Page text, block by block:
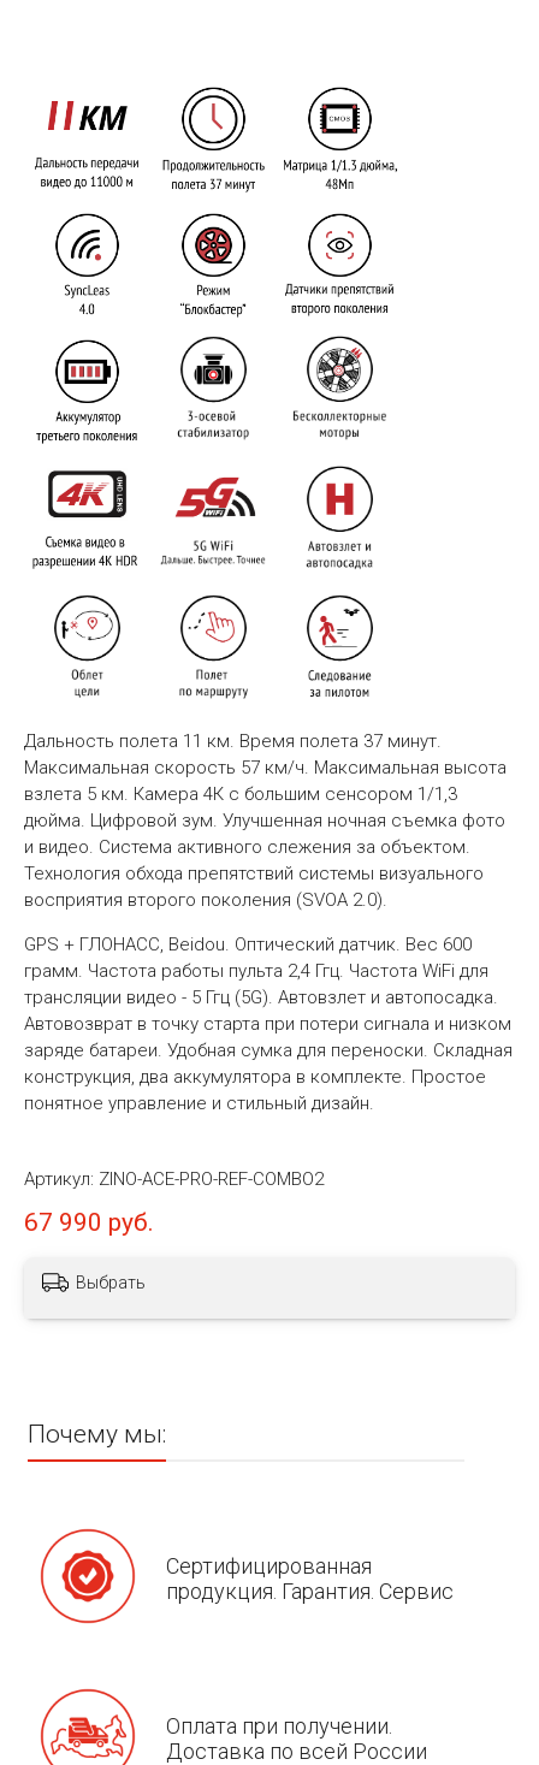
Дальность полета 11 км. Время полета 37 минут.
Максимальная скорость 57 км/ч. Максимальная высота
взлета 5 км. Камера 4К с большим сенсором 1/1,3
дюйма. Цифровой зум. Улучшенная ночная съемка фото
и видео. Система активного слежения за объектом.
Технология обхода препятствий системы визуального
восприятия второго поколения (SVOA 2.0).
GPS + ГЛОНАСС, Beidou. Оптический датчик. Вес 600
грамм. Частота работы пульта 2,4 Ггц. Частота WiFi для
трансляции видео - 5 Ггц (5G). Автовзлет и автопосадка.
Автовозврат в точку старта при потери сигнала и низком
заряде батареи. Удобная сумка для переноски. Складная
конструкция, два аккумулятора в комплекте. Простое
понятное управление и стильный дизайн.
Артикул: ZINO-ACE-PRO-REF-COMBO2
67 990 руб.
Выбрать
Почему мы:
Сертифицированная
продукция. Гарантия. Сервис
Оплата при получении.
Доставка по всей России